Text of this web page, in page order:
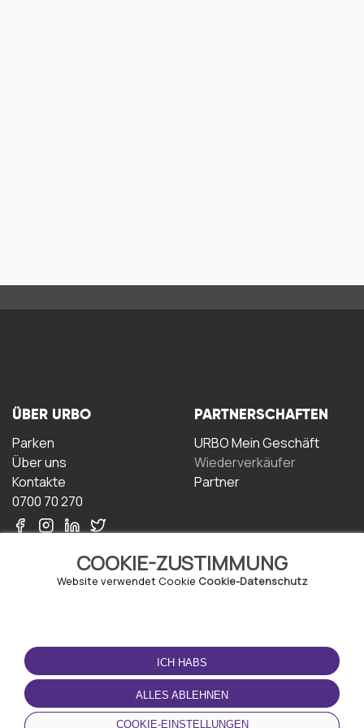
COOKIE-ZUSTIMMUNG
Website verwendet Cookie Cookie-Datenschutz
ICH HABS
ALLES ABLEHNEN
COOKIE-EINSTELLUNGEN
ÜBER URBO
Parken
Über uns
Kontakte
0700 70 270
PARTNERSCHAFTEN
URBO Mein Geschäft
Wiederverkäufer
Partner
NUTZUNGSBEDINGUNGEN
Geschäftsbedingungen
Datenschutz-
Bestimmungen
Cookie-Richtlinie
LADEN SIE DIE APP
HERUNTER